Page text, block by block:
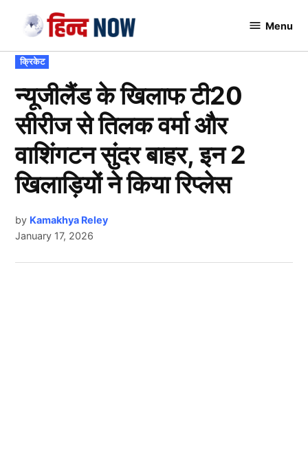
content
Menu
POSTED
IN
क्रिकेट
न्यूजीलैंड के खिलाफ टी20
सीरीज से तिलक वर्मा और
वाशिंगटन सुंदर बाहर, इन 2
खिलाड़ियों ने किया रिप्लेस
by Kamakhya Reley
January 17, 2026